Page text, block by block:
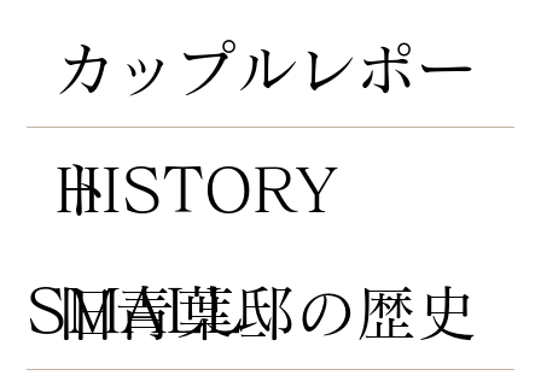
HISTORY
​旧青葉邸の歴史
​カップルレポー
ト
​SMALL